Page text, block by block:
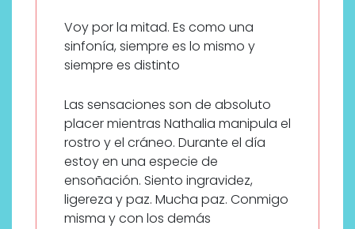
Voy por la mitad. Es como una
sinfonía, siempre es lo mismo y
siempre es distinto
Las sensaciones son de absoluto
placer mientras Nathalia manipula el
rostro y el cráneo. Durante el día
estoy en una especie de
ensoñación. Siento ingravidez,
ligereza y paz. Mucha paz. Conmigo
misma y con los demás